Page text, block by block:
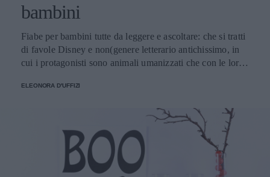
bambini
Fiabe per bambini tutte da leggere e ascoltare: che si tratti
di favole Disney e non(genere letterario antichissimo, in
cui i protagonisti sono animali umanizzati che con le loro
(che vede principi e principesse superare difficoltà e riti di
ragazzi di tutte le età vengono attratti e trasportati in mondi
fantastici che stimolano l'immaginazione e danno messaggi
e insegnamenti. La maggior parte delle fiabe più celebri,
da Biancaneve a Cenerentola, da Pollicino alla Bella
Addormentata, sono racconti popolari diffusi in tutta
ELEONORA D'UFFIZI